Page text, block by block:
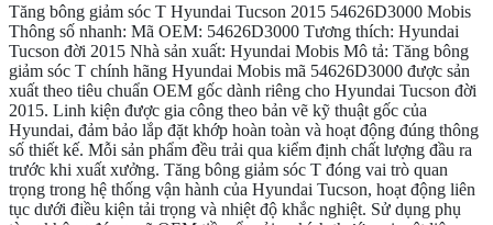
Tăng bông giảm sóc T Hyundai Tucson 2015 54626D3000 Mobis
Thông số nhanh: Mã OEM: 54626D3000 Tương thích: Hyundai
Tucson đời 2015 Nhà sản xuất: Hyundai Mobis Mô tả: Tăng bông
giảm sóc T chính hãng Hyundai Mobis mã 54626D3000 được sản
xuất theo tiêu chuẩn OEM gốc dành riêng cho Hyundai Tucson đời
2015. Linh kiện được gia công theo bản vẽ kỹ thuật gốc của
Hyundai, đảm bảo lắp đặt khớp hoàn toàn và hoạt động đúng thông
số thiết kế. Mỗi sản phẩm đều trải qua kiểm định chất lượng đầu ra
trước khi xuất xưởng. Tăng bông giảm sóc T đóng vai trò quan
trọng trong hệ thống vận hành của Hyundai Tucson, hoạt động liên
tục dưới điều kiện tải trọng và nhiệt độ khắc nghiệt. Sử dụng phụ